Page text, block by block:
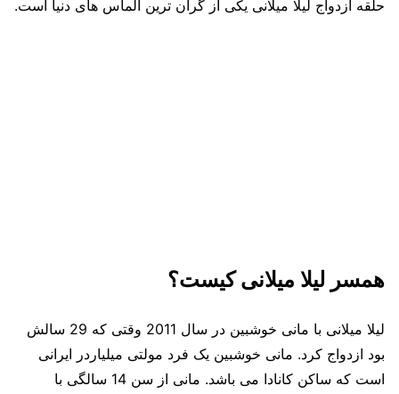
حلقه ازدواج لیلا میلانی یکی از گران ترین الماس های دنیا است.
همسر لیلا میلانی کیست؟
لیلا میلانی با مانی خوشبین در سال 2011 وقتی که 29 سالش
بود ازدواج کرد. مانی خوشبین یک فرد مولتی میلیاردر ایرانی
است که ساکن کانادا می باشد. مانی از سن 14 سالگی با